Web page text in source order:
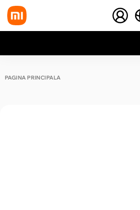
PAGINA PRINCIPALĂ